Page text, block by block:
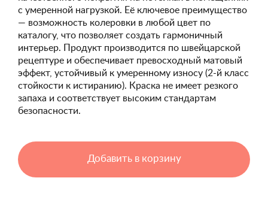
с умеренной нагрузкой. Её ключевое преимущество
— возможность колеровки в любой цвет по
каталогу, что позволяет создать гармоничный
интерьер. Продукт производится по швейцарской
рецептуре и обеспечивает превосходный матовый
эффект, устойчивый к умеренному износу (2-й класс
стойкости к истиранию). Краска не имеет резкого
запаха и соответствует высоким стандартам
безопасности.
Добавить в корзину